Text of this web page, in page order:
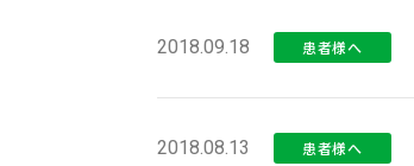
2018.09.18 患者様へ
2018.08.13 患者様へ